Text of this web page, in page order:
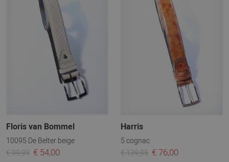
Floris van Bommel
10095 De Belter beige
€ 99,99 € 54,00
Harris
5 cognac
€ 139,95 € 76,00